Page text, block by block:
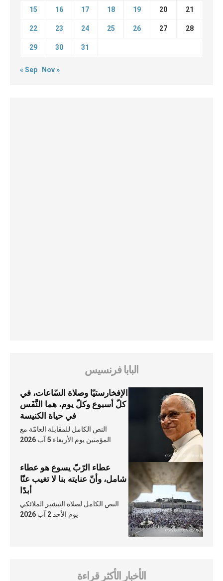
15 16 17 18 19 20 21
22 23 24 25 26 27 28
29 30 31
« Sep Nov »
البابا فرنسيس
الإفخارستيّا وصلاة السّاعات، في
كلّ أسبوع وكلّ يوم، هما النَّفَس
في حياة الكنيسة
النص الكامل للمقابلة العامّة مع
المؤمنين يوم الأربعاء 5 آب 2026
عطاء الرّبّ يسوع هو عطاء
شامل، وأنّ عنايته بنا لا تغيب عنّا
أبدًا
النص الكامل لصلاة التبشير الملائكي
يوم الأحد 2 آب 2026
الأخبار الأكثر قراءة